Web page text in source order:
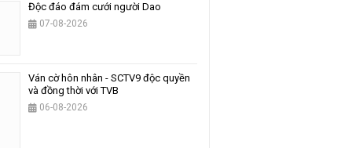
Độc đáo đám cưới người Dao
07-08-2026
Ván cờ hôn nhân - SCTV9 độc quyền
và đồng thời với TVB
06-08-2026